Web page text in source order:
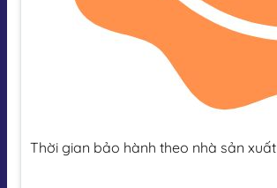
Thời gian bảo hành theo nhà sản xuất